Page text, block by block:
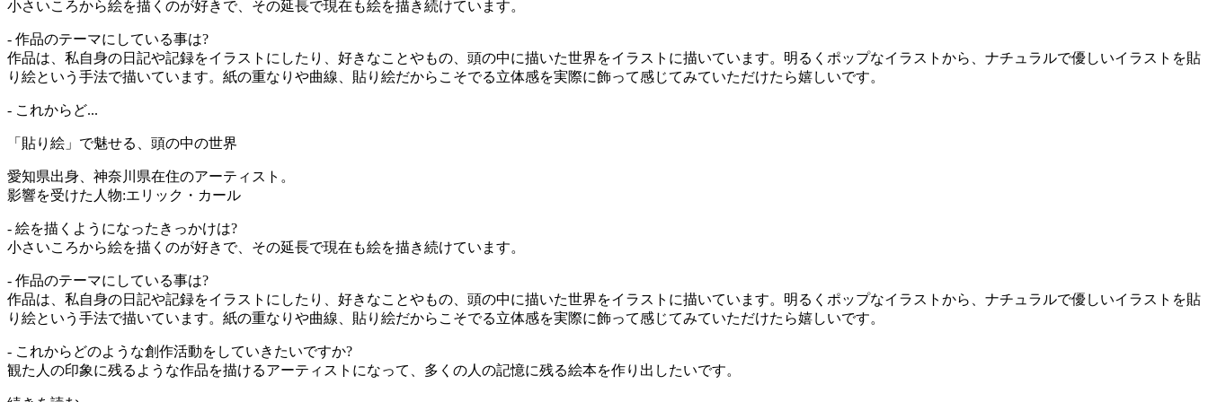
小さいころから絵を描くのが好きで、その延長で現在も絵を描き続けています。
- 作品のテーマにしている事は?
作品は、私自身の日記や記録をイラストにしたり、好きなことやもの、頭の中に描いた世界をイラストに描いています。明るくポップなイラストから、ナチュラルで優しいイラストを貼
り絵という手法で描いています。紙の重なりや曲線、貼り絵だからこそでる立体感を実際に飾って感じてみていただけたら嬉しいです。
- これからど...
「貼り絵」で魅せる、頭の中の世界
愛知県出身、神奈川県在住のアーティスト。
影響を受けた人物:エリック・カール
- 絵を描くようになったきっかけは?
小さいころから絵を描くのが好きで、その延長で現在も絵を描き続けています。
- 作品のテーマにしている事は?
作品は、私自身の日記や記録をイラストにしたり、好きなことやもの、頭の中に描いた世界をイラストに描いています。明るくポップなイラストから、ナチュラルで優しいイラストを貼
り絵という手法で描いています。紙の重なりや曲線、貼り絵だからこそでる立体感を実際に飾って感じてみていただけたら嬉しいです。
- これからどのような創作活動をしていきたいですか?
観た人の印象に残るような作品を描けるアーティストになって、多くの人の記憶に残る絵本を作り出したいです。